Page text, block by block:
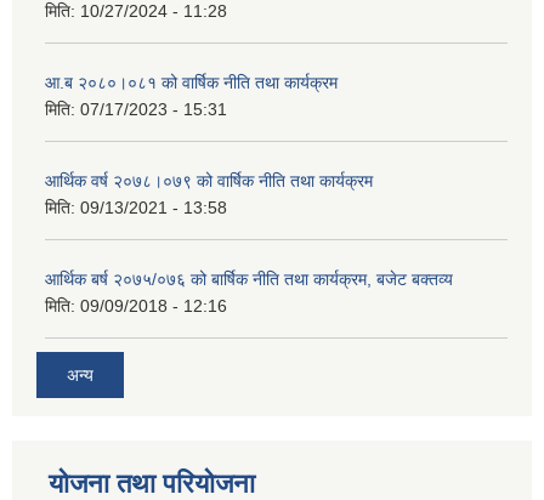
मिति: 10/27/2024 - 11:28
आ.ब २०८०।०८१ को वार्षिक नीति तथा कार्यक्रम
मिति: 07/17/2023 - 15:31
आर्थिक वर्ष २०७८।०७९ को वार्षिक नीति तथा कार्यक्रम
मिति: 09/13/2021 - 13:58
आर्थिक बर्ष २०७५/०७६ को बार्षिक नीति तथा कार्यक्रम, बजेट बक्तव्य
मिति: 09/09/2018 - 12:16
अन्य
योजना तथा परियोजना